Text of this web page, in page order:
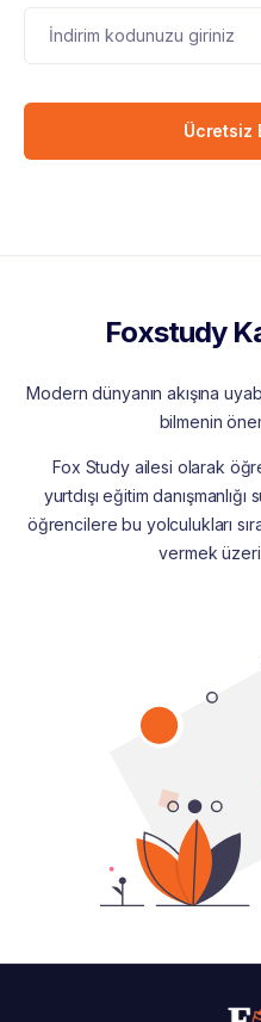
Ücretsiz
Foxstudy
Modern dünyanın akışına
bilmenin
Fox Study ailesi olarak
yurtdışı eğitim
öğrencilere bu yolculukları
vermek